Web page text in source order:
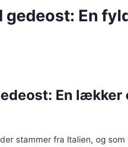
gedeost: En
En lækker
stammer fra Italien, og